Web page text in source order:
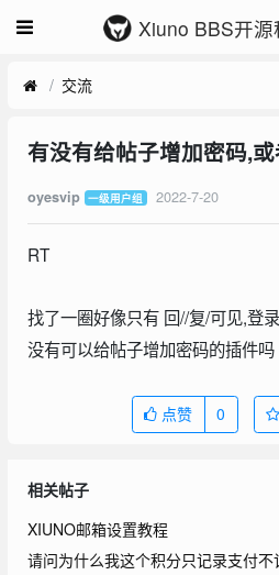
Xiuno BBS开
交流
有没有给帖子增加密码,
oyesvip 一级用户组 2022-7-20
RT
找了一圈好像只有 回//复/可见,登
没有可以给帖子增加密码的插件吗
点赞 0
相关帖子
XIUNO邮箱设置教程
请问为什么我这个积分只记录支付不